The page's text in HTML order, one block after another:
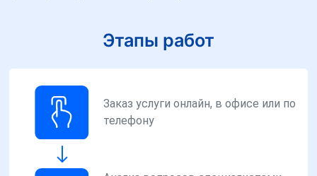
Этапы работ
Заказ услуги онлайн, в офисе или по
телефону